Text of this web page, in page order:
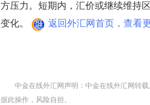
方压力。短期内，汇价或继续维持
变化。
返回外汇网首页，查看
中金在线外汇网声明：中金在线外汇网转
据此操作，风险自担。